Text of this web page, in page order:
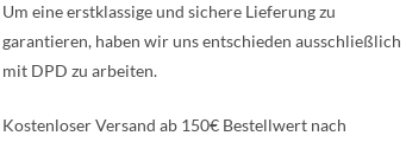
Um eine erstklassige und sichere Lieferung zu
garantieren, haben wir uns entschieden ausschließlich
mit DPD zu arbeiten.
Kostenloser Versand ab 150€ Bestellwert nach